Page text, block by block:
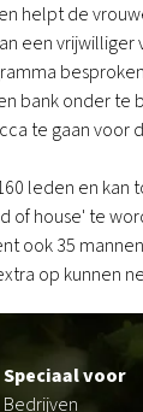
helpt de
een
bank onder te
te gaan voor
leden en
house' te
ook 35
op kunnen
Speciaal voor
Bedrijven